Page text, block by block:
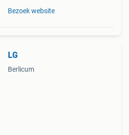
Bezoek website
LG
Berlicum